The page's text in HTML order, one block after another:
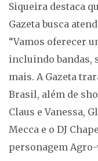
Siqueira destaca
Gazeta busca
“Vamos oferecer
incluindo bandas,
mais. A Gazeta
Brasil, além de
Claus e Vanessa,
Mecca e o DJ
personagem Agro-